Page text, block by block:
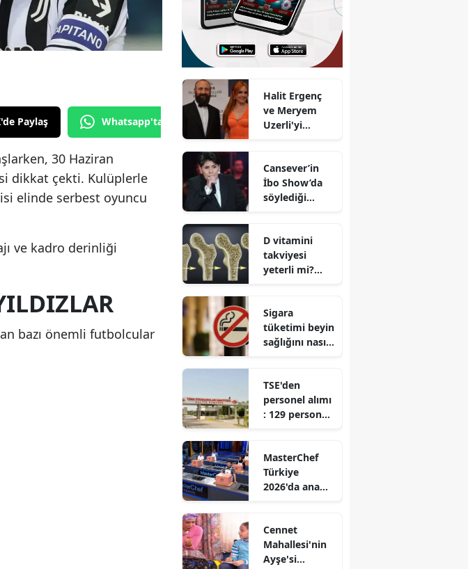
Paylaş Whatsapp'tan Gönder
30 Haziran
dikkat çekti. Kulüplerle
elinde serbest oyuncu
ve kadro derinliği
bazı önemli futbolcular
Halit Ergenç
ve Meryem
Uzerli'yi
İmroz'da
Bahar filminin
ilk afişi
Cansever’in
İbo Show’da
söylediği
yeniden
gündem oldu?
D vitamini
takviyesi
yeterli mi?
riski artıyor
Sigara
tüketimi beyin
sağlığını nasıl
TSE'den
personel alımı
: 129 personel
MasterChef
Türkiye
2026'da ana
kim oldu?
Cennet
Mahallesi'nin
Ayşe'si